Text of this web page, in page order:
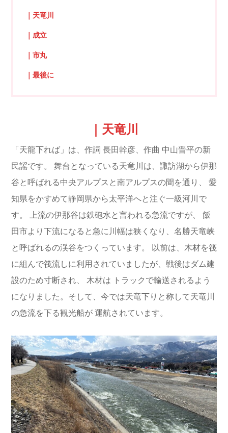
｜天竜川
｜成立
｜市丸
｜最後に
｜天竜川
「天龍下れば」は、作詞 長田幹彦、作曲 中山晋平の新
民謡です。
舞台となっている天竜川は、諏訪湖から伊那
谷と呼ばれる中央アルプスと南アルプスの間を通り、
愛
知県をかすめて静岡県から太平洋へと注ぐ一級河川で
す。 上流の伊那谷は鉄砲水と言われる急流ですが、
飯
田市より下流になると急に川幅は狭くなり、名勝天竜峡
と呼ばれるの渓谷をつくっています。
以前は、木材を筏
に組んで筏流しに利用されていましたが、戦後はダム建
設のため寸断され、 木材は トラックで輸送されるよう
になりました。そして、今では天竜下りと称して天竜川
の急流を下る観光船が 運航されています。